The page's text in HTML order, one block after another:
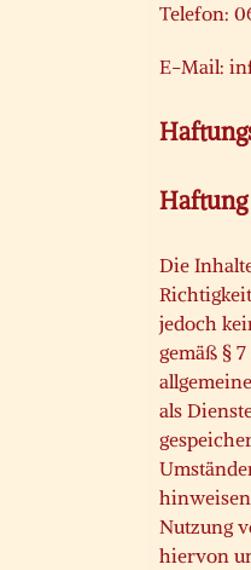
Telefon:
E-Mail:
Die
jedoch
gemäß §
als
Nutzung
hiervon